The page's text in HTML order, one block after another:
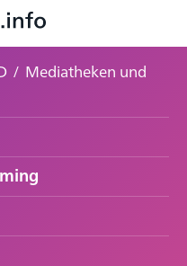
/ Mediatheken und